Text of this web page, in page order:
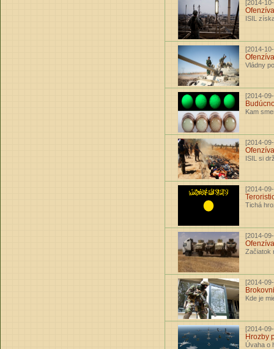
[2014-
ISIL
[2014-
Vládny
[2014-
Kam
[2014-
ISIL si
[2014-
Tichá
[2014-
Začiatok
[2014-
Kde je
[2014-
Hrozby
Úvaha o